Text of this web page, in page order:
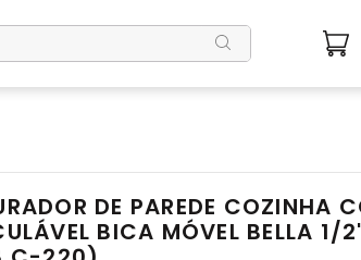
DE PAREDE COZINHA
BICA MÓVEL BELLA 1/